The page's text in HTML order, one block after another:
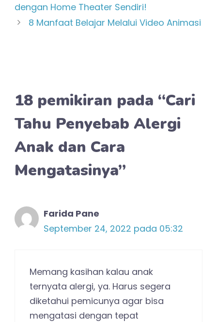
dengan Home Theater Sendiri!
8 Manfaat Belajar Melalui Video Animasi
18 pemikiran pada “Cari
Tahu Penyebab Alergi
Anak dan Cara
Mengatasinya”
Farida Pane
September 24, 2022 pada 05:32
Memang kasihan kalau anak
ternyata alergi, ya. Harus segera
diketahui pemicunya agar bisa
mengatasi dengan tepat